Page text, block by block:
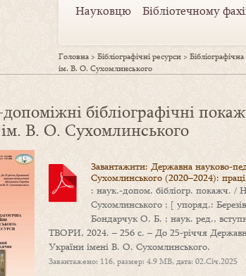
Науковцю
Бібліотечному
Головна >Бібліографічні ресурси >
ім. В. О. Сухомлинського
бібліографічні
В. О. Сухомлинського
Завантажити: Державна науково-
Сухомлинського (2020–2024):
: наук.-допом. бібліогр.
Сухомлинського ; [ упоряд.:
Бондарчук О. Б. ; наук. ред.,
ТВОРИ, 2024. – 256 с. – До 25-річчя
України імені В. О. Сухомлинського.
Завантажено: 116, размер: 4.9 MB, дата: 02.Січ.2025